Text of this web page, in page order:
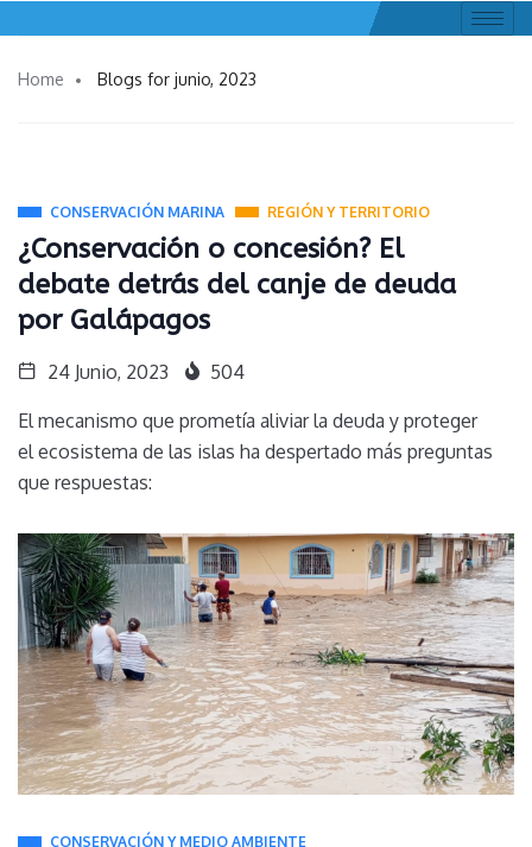
Home Blogs for junio, 2023
CONSERVACIÓN MARINA REGIÓN Y TERRITORIO
¿Conservación o concesión? El
debate detrás del canje de deuda
por Galápagos
24 Junio, 2023 504
El mecanismo que prometía aliviar la deuda y proteger
el ecosistema de las islas ha despertado más preguntas
que respuestas:
CONSERVACIÓN Y MEDIO AMBIENTE